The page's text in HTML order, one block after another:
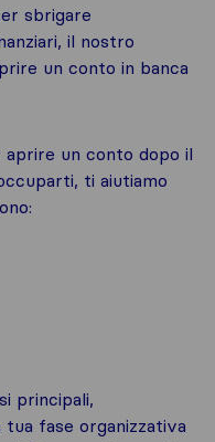
sbrigare
il nostro
un conto in banca
un conto dopo il
ti aiutiamo
principali,
fase organizzativa